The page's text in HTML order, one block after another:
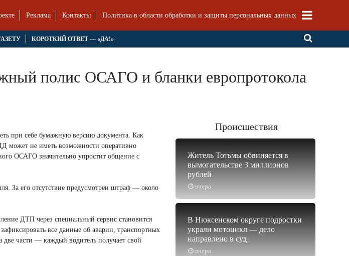
Реклама Контакты Политика в области обработки и защиты персональных данных
КОРОТКИЙ ОТВЕТ — «ДА!»
полис ОСАГО и бланки европротокола
при себе бумажную версию документа. Как
может не иметь возможности оперативно
ОСАГО значительно упростит общение с
За его отсутствие предусмотрен штраф — около
ДТП через специальный сервис становится
все данные об аварии, транспортных
две части — каждый водитель получает свой
Происшествия
вчера
Житель Тотьмы обвиняется в
вымогательстве 3 миллионов
рублей
вчера
В Нюксенском округе подростки
украли мотоцикл — дело
направлено в суд